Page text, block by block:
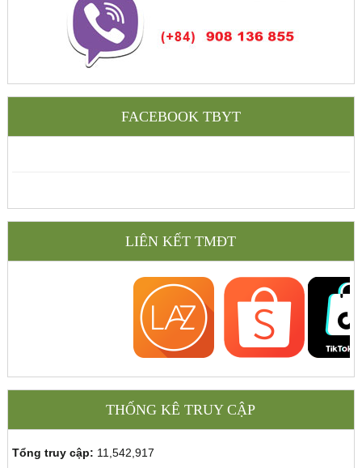
FACEBOOK TBYT
LIÊN KẾT TMĐT
THỐNG KÊ TRUY CẬP
Tổng truy cập: 11,542,917